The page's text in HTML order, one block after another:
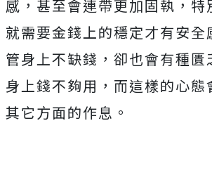
感，甚至會連帶更加固執，特
就需要金錢上的穩定才有安全
管身上不缺錢，卻也會有種匱
身上錢不夠用，而這樣的心態
其它方面的作息。